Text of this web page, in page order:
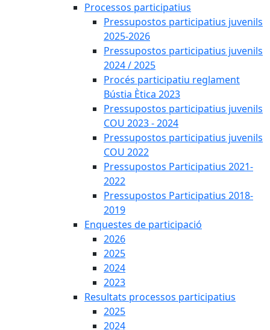
Processos participatius
Pressupostos participatius juvenils
2025-2026
Pressupostos participatius juvenils
2024 / 2025
Procés participatiu reglament
Bústia Ètica 2023
Pressupostos participatius juvenils
COU 2023 - 2024
Pressupostos participatius juvenils
COU 2022
Pressupostos Participatius 2021-
2022
Pressupostos Participatius 2018-
2019
Enquestes de participació
2026
2025
2024
2023
Resultats processos participatius
2025
2024